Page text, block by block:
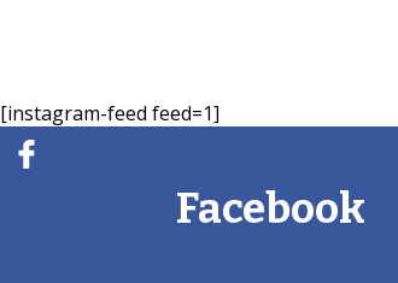
[instagram-feed feed=1]
Facebook